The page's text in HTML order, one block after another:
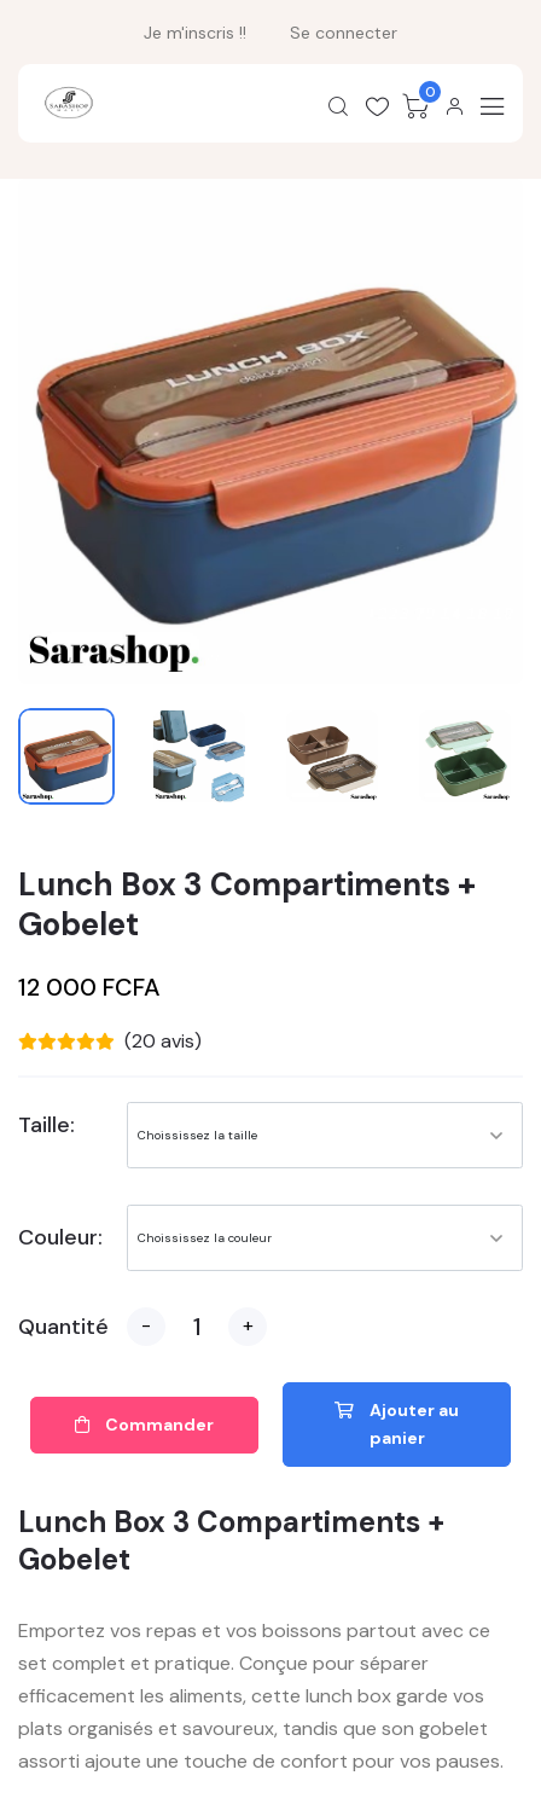
Je m'inscris !! Se connecter
0
Lunch Box 3 Compartiments +
Gobelet
12 000 FCFA
(20 avis)
Taille:
Couleur:
Quantité - +
Commander
Ajouter au
panier
Lunch Box 3 Compartiments +
Gobelet
Emportez vos repas et vos boissons partout avec ce
set complet et pratique. Conçue pour séparer
efficacement les aliments, cette lunch box garde vos
plats organisés et savoureux, tandis que son gobelet
assorti ajoute une touche de confort pour vos pauses.